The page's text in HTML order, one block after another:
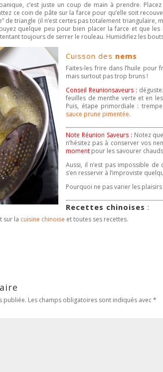
c’est juste un coup de main à prendre.
ce coin de pâte sur la farce pour qu’elle soit
de triangle (il n’est certes pas totalement triangulaire,
quelque peu pour bien placer la farce et que
toujours de serrer le rouleau. Humidifiez les
Cuisson des nems
Faites-les frire dans l’huile pour
mais surtout pas trop bruns !
Conseil Reunionsaveurs :
feuilles de menthe verte et en
Puis, étape primordiale :
sauce prune pimentée.
Note Réunion Saveurs : Notez
n’hésitez pas à conserver vos
moment pour les savourer
Aussi, il n’est pas impossible de
s’en resservir à l’improviste
Pourquoi ne pas varier les
Recettes chinoises :
sur la cuisine chinoise et toutes ses recettes.
publiée. Les champs obligatoires sont indiqués avec*